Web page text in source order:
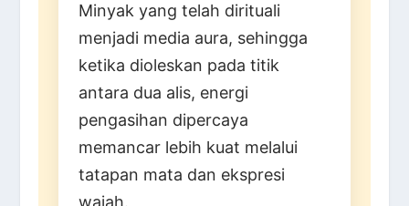
Minyak yang telah dirituali
menjadi media aura, sehingga
ketika dioleskan pada titik
antara dua alis, energi
pengasihan dipercaya
memancar lebih kuat melalui
tatapan mata dan ekspresi